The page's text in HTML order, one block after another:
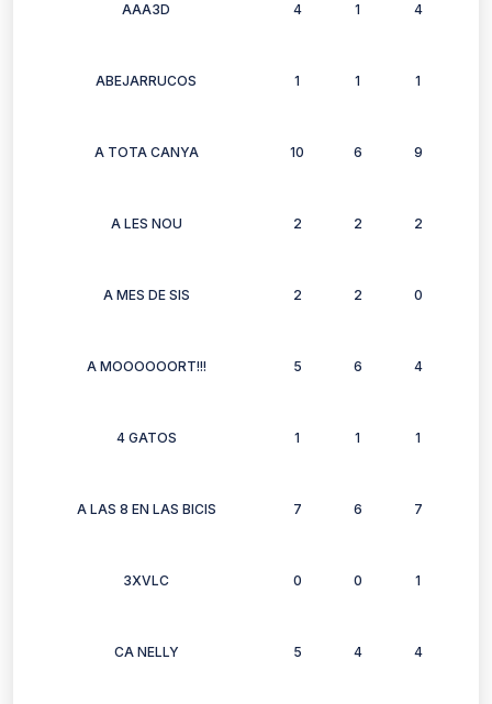
AAA3D 4 1 4
ABEJARRUCOS 1 1 1
A TOTA CANYA 10 6 9
A LES NOU 2 2 2
A MES DE SIS 2 2 0
A MOOOOOORT!!! 5 6 4
4 GATOS 1 1 1
A LAS 8 EN LAS BICIS 7 6 7
3XVLC 0 0 1
CA NELLY 5 4 4